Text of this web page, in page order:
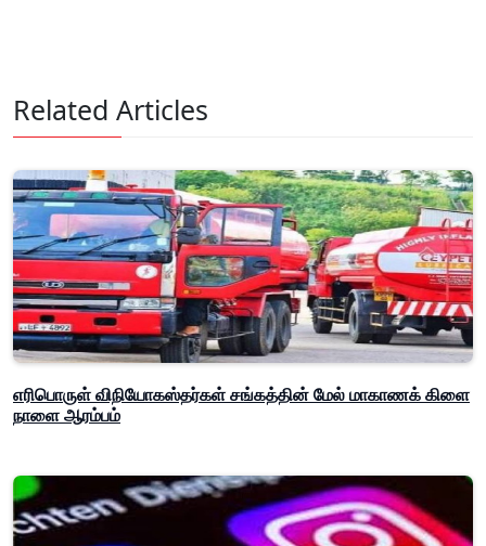
Related Articles
எரிபொருள் விநியோகஸ்தர்கள் சங்கத்தின் மேல் மாகாணக் கிளை
நாளை ஆரம்பம்